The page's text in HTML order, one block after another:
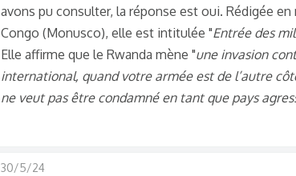
avons pu consulter, la réponse est oui. Rédigée
Congo (Monusco), elle est intitulée "Entrée des
Elle affirme que le Rwanda mène "une invasion
international, quand votre armée est de l’autre
ne veut pas être condamné en tant que pays
30/5/24